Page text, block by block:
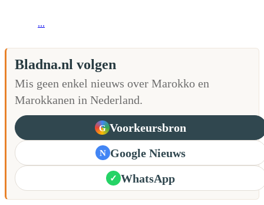
...
Bladna.nl volgen
Mis geen enkel nieuws over Marokko en
Marokkanen in Nederland.
G Voorkeursbron
N Google Nieuws
✓ WhatsApp